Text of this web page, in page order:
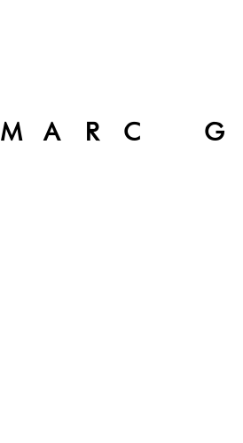
MARC